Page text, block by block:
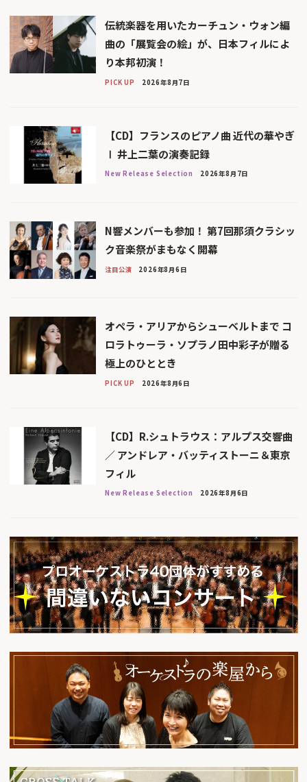
伝統楽器を用いたカーチュン・ウォン編
曲の「展覧会の絵」が、日本フィルによ
り本邦初演！
PICK UP 2026年8月7日
【CD】フランスのピアノ曲 近代の華やぎ
Ⅰ 井上二葉の演奏記録
New Release Selection 2026年8月7日
N響メンバーも参加！ 第7回那須クラシッ
ク音楽祭がまもなく開幕
注目公演 2026年8月6日
オペラ・アリアからシューベルトまで コ
ロラトゥーラ・ソプラノ田中彩子が贈る
極上のひととき
PICK UP 2026年8月6日
【CD】R.シュトラウス：アルプス交響曲
／ アンドレア・バッティストーニ＆東京
フィル
New Release Selection 2026年8月6日